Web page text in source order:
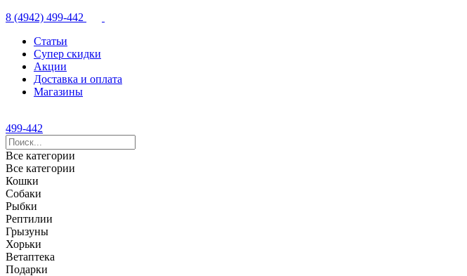
8 (4942) 499-442
Статьи
Супер скидки
Акции
Доставка и оплата
Магазины
499-442
Все категории
Все категории
Кошки
Собаки
Рыбки
Рептилии
Грызуны
Хорьки
Ветаптека
Подарки